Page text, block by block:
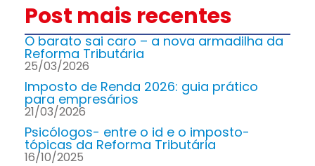
Post mais recentes
O barato sai caro – a nova armadilha da
Reforma Tributária
25/03/2026
Imposto de Renda 2026: guia prático
para empresários
21/03/2026
Psicólogos- entre o id e o imposto-
tópicas da Reforma Tributária
16/10/2025